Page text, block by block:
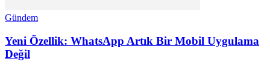
Gündem
Yeni Özellik: WhatsApp Artık Bir Mobil Uygulama
Değil